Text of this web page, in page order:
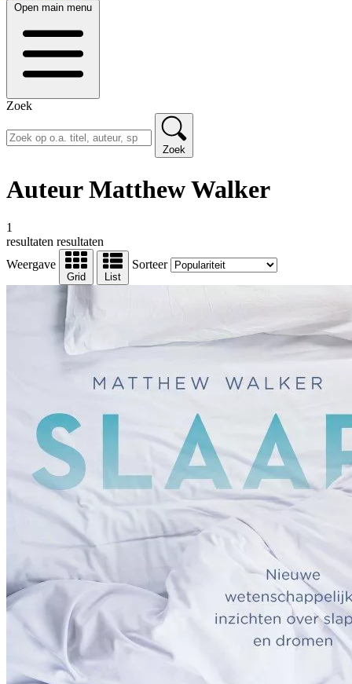
Open main menu
Zoek
Zoek
Auteur Matthew Walker
1
resultaten resultaten
Weergave
Grid List
Sorteer